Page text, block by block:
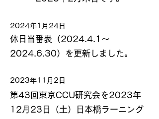
2024年1月24日
休日当番表（2024.4.1～
2024.6.30）を更新しました。
2023年11月2 日
第43回東京CCU研究会を2023年
12月23日（土）日本橋ラーニング